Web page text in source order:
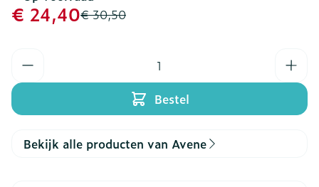
Adviesprijs
€ 30,50
Promotie prijs
€ 24,40
Bestel
Bekijk alle producten van Avene